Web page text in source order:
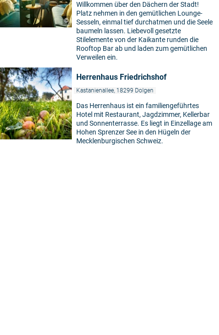
©
Willkommen über den Dächern der Stadt!
Platz nehmen in den gemütlichen Lounge-
Sesseln, einmal tief durchatmen und die Seele
baumeln lassen. Liebevoll gesetzte
Stilelemente von der Kaikante runden die
Rooftop Bar ab und laden zum gemütlichen
Verweilen ein.
Herrenhaus Friedrichshof
Kastanienallee, 18299 Dolgen
Das Herrenhaus ist ein familiengeführtes
Hotel mit Restaurant, Jagdzimmer, Kellerbar
und Sonnenterrasse. Es liegt in Einzellage am
Hohen Sprenzer See in den Hügeln der
Mecklenburgischen Schweiz.